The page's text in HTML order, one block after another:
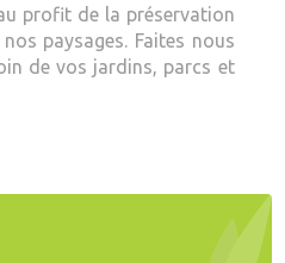
profit de la préservation
paysages. Faites nous
de vos jardins, parcs et